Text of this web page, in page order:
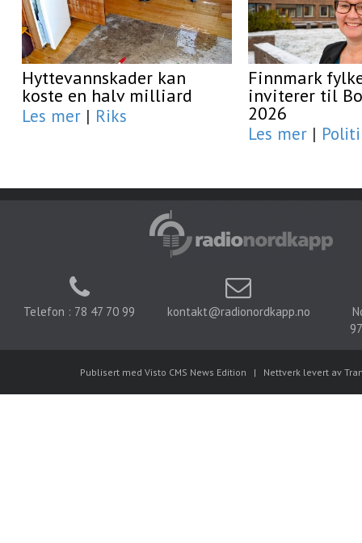
Hyttevannskader kan
koste en halv milliard
Les mer | Riks
Finnmark
inviterer til
2026
Les mer |
Telefon : 78 47 70 99 kontakt@radionordkapp.no
Publisert med Visto CMS News Edition | Nettverk levert av